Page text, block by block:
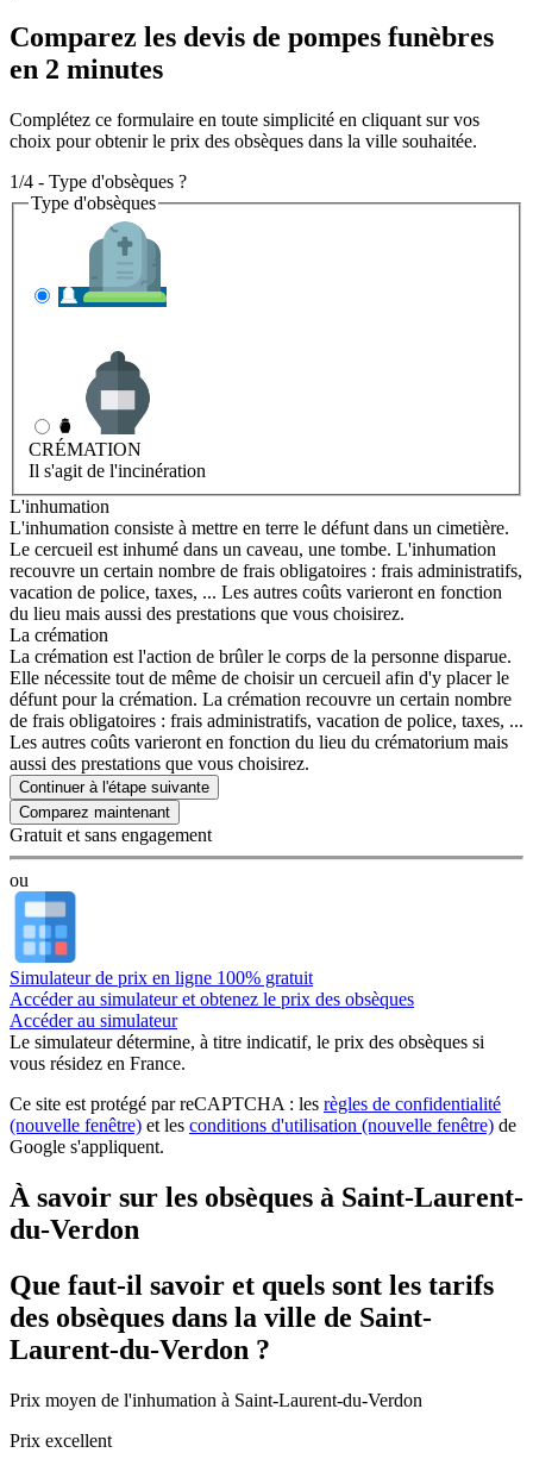
Comparez les devis de pompes funèbres
en 2 minutes
Complétez ce formulaire en toute simplicité en cliquant sur vos
choix pour obtenir le prix des obsèques dans la ville souhaitée.
1/4 - Type d'obsèques ?
Type d'obsèques
CRÉMATION
Il s'agit de l'incinération
L'inhumation
L'inhumation consiste à mettre en terre le défunt dans un cimetière.
Le cercueil est inhumé dans un caveau, une tombe. L'inhumation
recouvre un certain nombre de frais obligatoires : frais administratifs,
vacation de police, taxes, ... Les autres coûts varieront en fonction
du lieu mais aussi des prestations que vous choisirez.
La crémation
La crémation est l'action de brûler le corps de la personne disparue.
Elle nécessite tout de même de choisir un cercueil afin d'y placer le
défunt pour la crémation. La crémation recouvre un certain nombre
de frais obligatoires : frais administratifs, vacation de police, taxes, ...
Les autres coûts varieront en fonction du lieu du crématorium mais
aussi des prestations que vous choisirez.
Continuer à l'étape suivante
Gratuit et sans engagement
ou
Simulateur de prix en ligne 100% gratuit
Accéder au simulateur et obtenez le prix des obsèques
Accéder au simulateur
Le simulateurdétermine, à titre indicatif, le prix des obsèques si
vous résidez en France.
Ce site est protégé par reCAPTCHA : les règles de confidentialité
(nouvelle fenêtre) et les conditions d'utilisation (nouvelle fenêtre) de
Google s'appliquent.
À savoir sur les obsèques à Saint-Laurent-
du-Verdon
Que faut-il savoir et quels sont les tarifs
des obsèques dans la ville de Saint-
Laurent-du-Verdon ?
Prix moyen de l'inhumation à Saint-Laurent-du-Verdon
Prix excellent